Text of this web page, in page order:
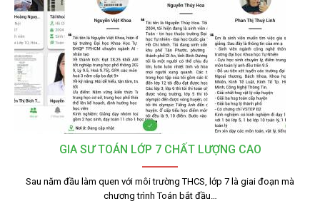
GIA SƯ TOÁN LỚP 7 CHẤT LƯỢNG CAO
Sau năm đầu làm quen với môi trường THCS, lớp 7 là giai đoạn mà
chương trình Toán bắt đầu…